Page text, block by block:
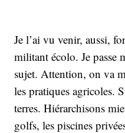
Je l’ai vu venir, aussi,
militant écolo. Je passe
sujet. Attention, on va
les pratiques agricoles.
terres. Hiérarchisons
golfs, les piscines